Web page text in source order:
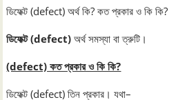
ডিফেক্ট (defect) অর্থ কি? কত প্রকার ও কি কি?
ডিফেক্ট (defect) অর্থ সমস্যা বা ত্রুটি।
(defect) কত প্রকার ও কি কি?
ডিফেক্ট (defect) তিন প্রকার। যথা–